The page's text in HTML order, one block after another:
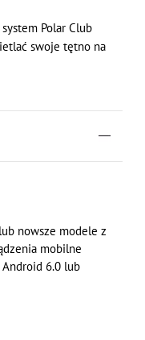
Polar Club
swoje tętno na
nowsze modele z
mobilne
6.0 lub